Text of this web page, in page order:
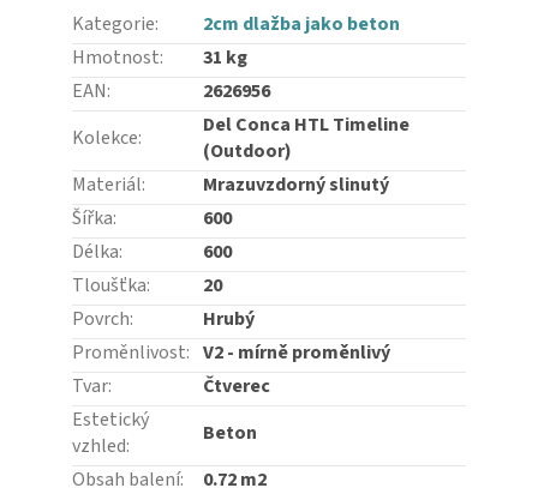
Kategorie:
2cm dlažba jako beton
Hmotnost:
31 kg
EAN:
2626956
Kolekce:
Del Conca HTL Timeline
(Outdoor)
Materiál:
Mrazuvzdorný slinutý
Šířka:
600
Délka:
600
Tloušťka:
20
Povrch:
Hrubý
Proměnlivost: V2 - mírně proměnlivý
Tvar:
Čtverec
Estetický
vzhled:
Beton
Obsah balení:
0.72 m2